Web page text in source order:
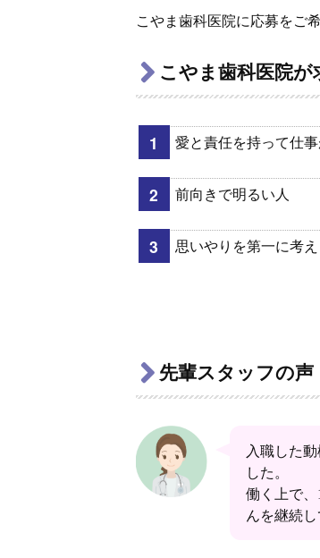
こやま歯科医院に応募をご
こやま歯科医院が
愛と責任を持って仕事
前向きで明るい人
思いやりを第一に考え
先輩スタッフの声
入職した
した。
働く上で
んを継続